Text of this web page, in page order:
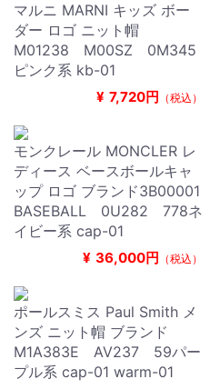
マルニ MARNI キッズ ボー
ダー ロゴ ニット帽
M01238 M00SZ 0M345
ピンク系 kb-01
¥ 7,720円 （税込）
モンクレール MONCLER レ
ディース ベースボールキャ
ップ ロゴ ブランド3B00001
BASEBALL 0U282 778ネ
イビー系 cap-01
¥ 36,000円 （税込）
ポールスミス Paul Smith メ
ンズ ニット帽 ブランド
M1A383E AV237 59パー
プル系 cap-01 warm-01